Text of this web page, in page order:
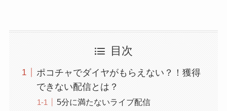
目次
ポコチャでダイヤがもらえない？！獲得
できない配信とは？
5分に満たないライブ配信